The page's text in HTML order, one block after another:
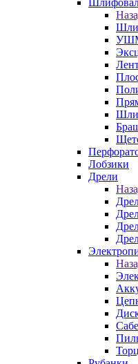
УШМ
Лобзики
Дрели